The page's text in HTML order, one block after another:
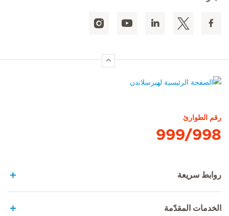
رقم الطوارئ
999/998
روابط سريعة
الخدمات المقدّمة